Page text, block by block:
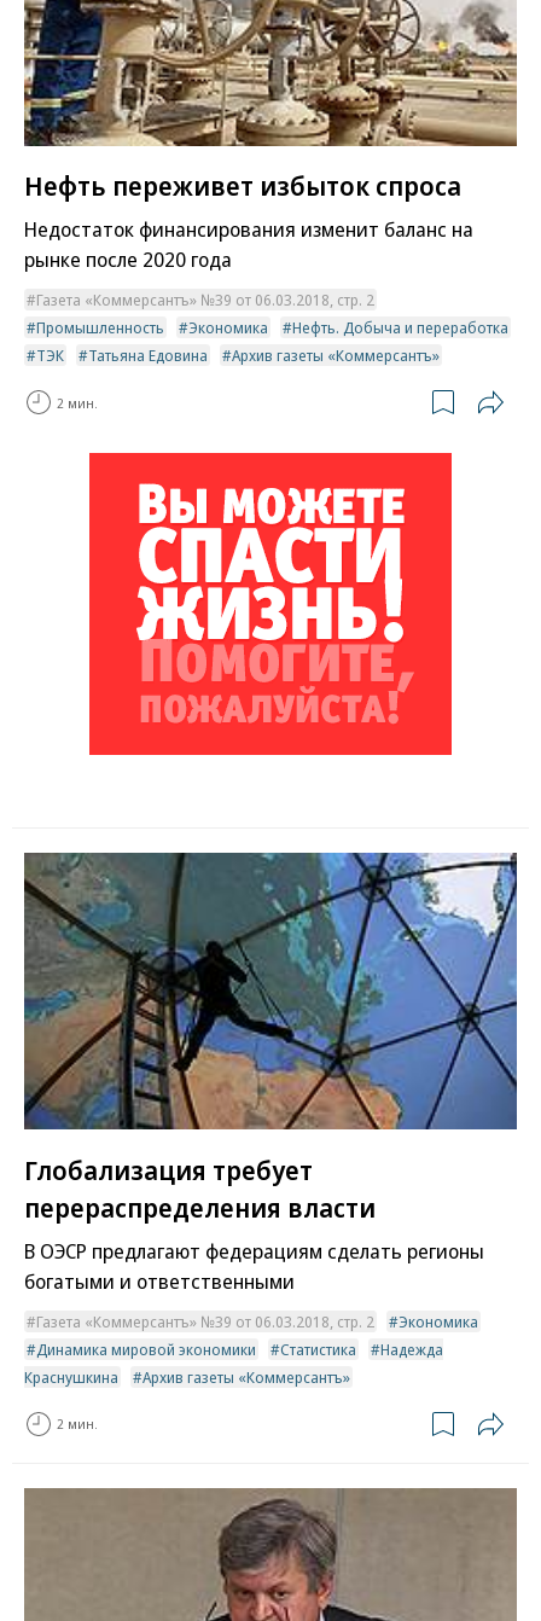
Нефть переживет избыток спроса
Недостаток финансирования изменит баланс на
рынке после 2020 года
Газета «Коммерсантъ» №39 от 06.03.2018, стр. 2
Промышленность
Экономика
Нефть. Добыча и переработка
ТЭК
Татьяна Едовина Архив газеты «Коммерсантъ»
2 мин.
Глобализация требует
перераспределения власти
В ОЭСР предлагают федерациям сделать регионы
богатыми и ответственными
Газета «Коммерсантъ» №39 от 06.03.2018, стр. 2
Экономика
Динамика мировой экономики
Статистика
Надежда
Краснушкина
Архив газеты «Коммерсантъ»
2 мин.